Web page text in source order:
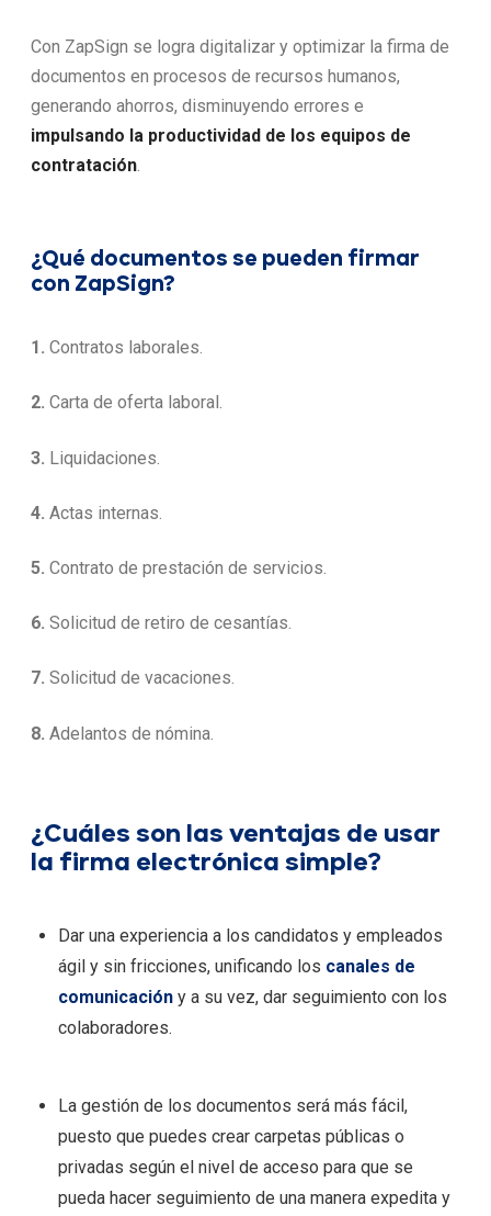
Con ZapSign se logra digitalizar y optimizar la firma de
documentos en procesos de recursos humanos,
generando ahorros, disminuyendo errores e
impulsando la productividad de los equipos de
contratación.
¿Qué documentos se pueden firmar
con ZapSign?
1. Contratos laborales.
2. Carta de oferta laboral.
3. Liquidaciones.
4. Actas internas.
5. Contrato de prestación de servicios.
6. Solicitud de retiro de cesantías.
7. Solicitud de vacaciones.
8. Adelantos de nómina.
¿Cuáles son las ventajas de usar
la firma electrónica simple?
Dar una experiencia a los candidatos y empleados
ágil y sin fricciones, unificando los canales de
comunicacióny a su vez, dar seguimiento con los
colaboradores.
La gestión de los documentos será más fácil,
puesto que puedes crear carpetas públicas o
privadas según el nivel de acceso para que se
pueda hacer seguimiento de una manera expedita y